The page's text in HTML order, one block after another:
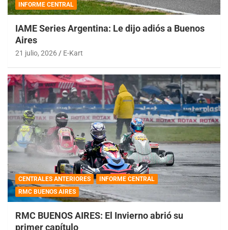
INFORME CENTRAL
IAME Series Argentina: Le dijo adiós a Buenos
Aires
21 julio, 2026 E-Kart
CENTRALES ANTERIORES
INFORME CENTRAL
RMC BUENOS AIRES
RMC BUENOS AIRES: El Invierno abrió su
primer capítulo